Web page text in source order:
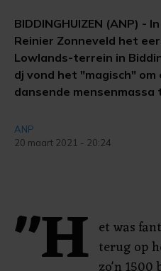
BIDDINGHUIZEN (ANP) -
Reinier Zonneveld het
Lowlands-terrein in
dj vond het "magisch"
dansende
ANP
20 maart 2021 - 20:24
"H et was
terug op